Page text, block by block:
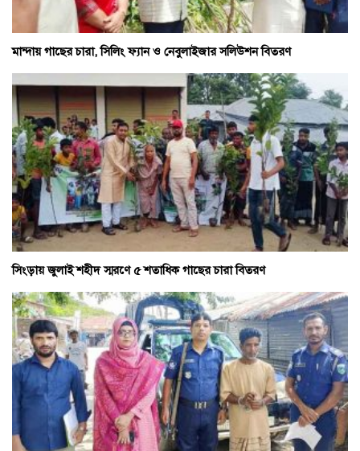
মান্দায় গাছের চারা, সিলিং ফ্যান ও নেবুলাইজার সলিউশন বিতরণ
সিংড়ায় জুলাই শহীদ স্মরণে ৫ শতাধিক গাছের চারা বিতরণ